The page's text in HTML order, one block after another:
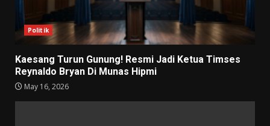
Politik
Kaesang Turun Gunung! Resmi Jadi Ketua Timses
Reynaldo Bryan Di Munas Hipmi
May 16, 2026